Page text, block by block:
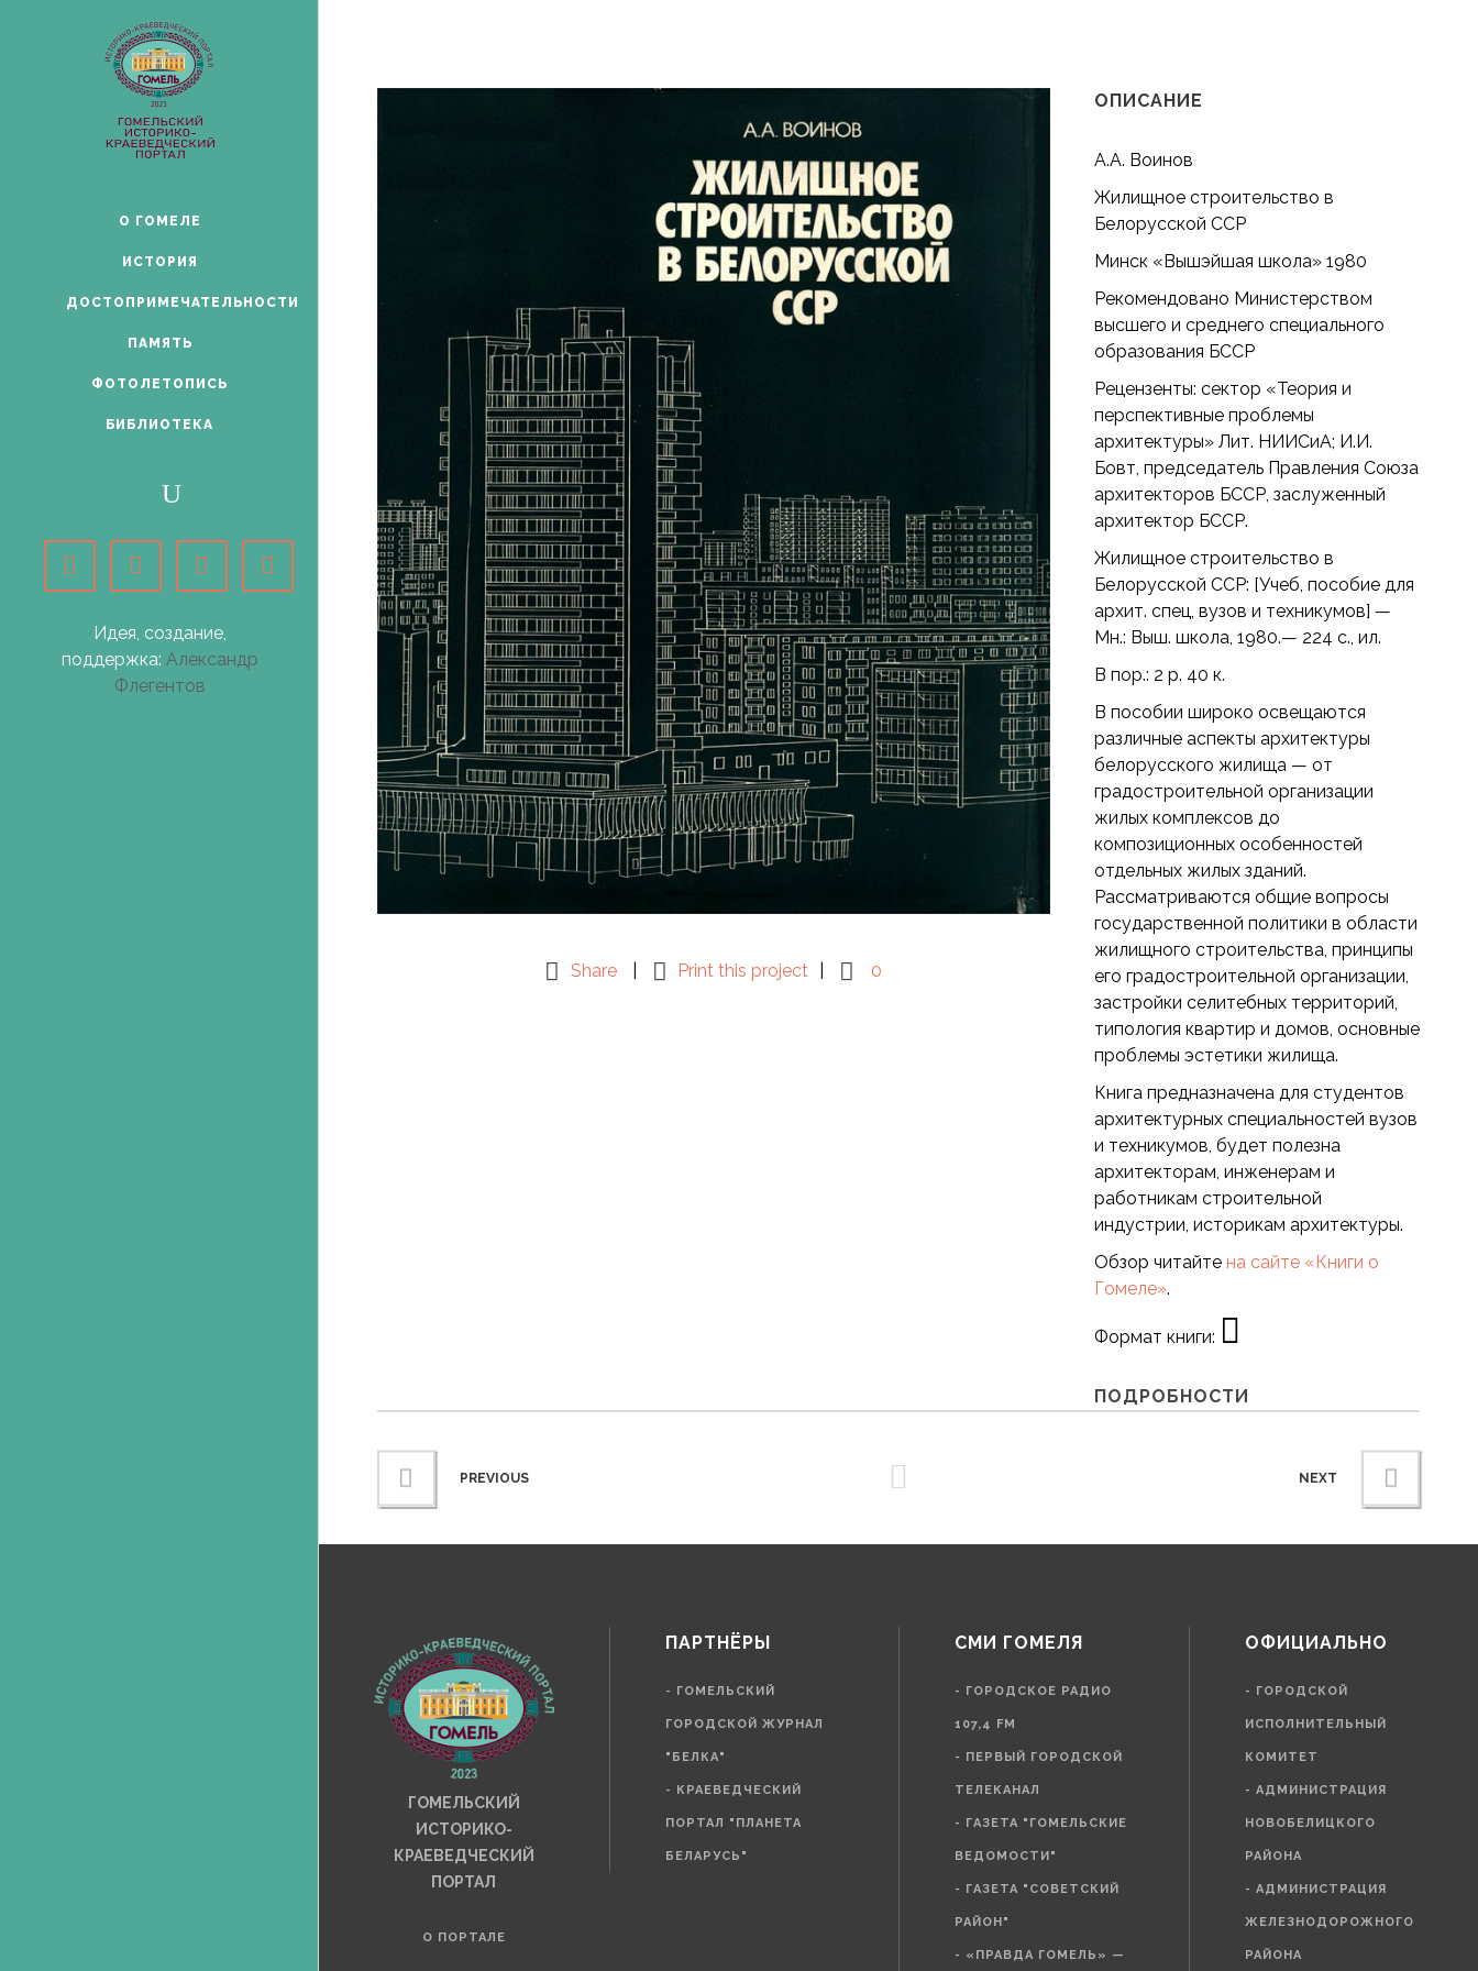
О ГОМЕЛЕ
ИСТОРИЯ
ДОСТОПРИМЕЧАТЕЛЬНОСТИ
ПАМЯТЬ
ФОТОЛЕТОПИСЬ
БИБЛИОТЕКА
Идея, создание,
поддержка: Александр
Флегентов
Гомельский историко-краеведческий портал/1980 Жилищное строительство в Белорусской ССР
Share Print this project 0
ОПИСАНИЕ
А.А. Воинов
Жилищное строительство в
Белорусской ССР
Минск «Вышэйшая школа» 1980
Рекомендовано Министерством
высшего и среднего специального
образования БССР
Рецензенты: сектор «Теория и
перспективные проблемы
архитектуры» Лит. НИИСиА; И.И.
Бовт, председатель Правления Союза
архитекторов БССР, заслуженный
архитектор БССР.
Жилищное строительство в
Белорусской ССР: [Учеб, пособие для
архит. спец, вузов и техникумов] —
Мн.: Выш. школа, 1980.— 224 с., ил.
В пор.: 2 р. 40 к.
В пособии широко освещаются
различные аспекты архитектуры
белорусского жилища — от
градостроительной организации
жилых комплексов до
композиционных особенностей
отдельных жилых зданий.
Рассматриваются общие вопросы
государственной политики в области
жилищного строительства, принципы
его градостроительной организации,
застройки селитебных территорий,
типология квартир и домов, основные
проблемы эстетики жилища.
Книга предназначена для студентов
архитектурных специальностей вузов
и техникумов, будет полезна
архитекторам, инженерам и
работникам строительной
индустрии, историкам архитектуры.
Обзор читайте на сайте «Книги о
Гомеле».
Формат книги:
ПОДРОБНОСТИ
PREVIOUS NEXT
ГОМЕЛЬСКИЙ
ИСТОРИКО-
КРАЕВЕДЧЕСКИЙ
ПОРТАЛ
О ПОРТАЛЕ
ПАРТНЁРЫ
- ГОМЕЛЬСКИЙ
ГОРОДСКОЙ ЖУРНАЛ
"БЕЛКА"
- КРАЕВЕДЧЕСКИЙ
ПОРТАЛ "ПЛАНЕТА
БЕЛАРУСЬ"
СМИ ГОМЕЛЯ
- ГОРОДСКОЕ РАДИО
107,4 FM
- ПЕРВЫЙ ГОРОДСКОЙ
ТЕЛЕКАНАЛ
- ГАЗЕТА "ГОМЕЛЬСКИЕ
ВЕДОМОСТИ"
- ГАЗЕТА "СОВЕТСКИЙ
РАЙОН"
- «ПРАВДА ГОМЕЛЬ» —
ОФИЦИАЛЬНО
- ГОРОДСКОЙ
ИСПОЛНИТЕЛЬНЫЙ
КОМИТЕТ
- АДМИНИСТРАЦИЯ
НОВОБЕЛИЦКОГО
РАЙОНА
- АДМИНИСТРАЦИЯ
ЖЕЛЕЗНОДОРОЖНОГО
РАЙОНА